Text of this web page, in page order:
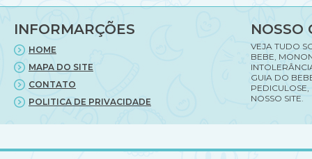
humano
)
INFORMARÇÕES
HOME
MAPA DO SITE
CONTATO
POLITICA DE PRIVACIDADE
NOSSO
VEJA TUDO
BEBE,
GUIA DO
PEDICULOSE,
NOSSO SITE.